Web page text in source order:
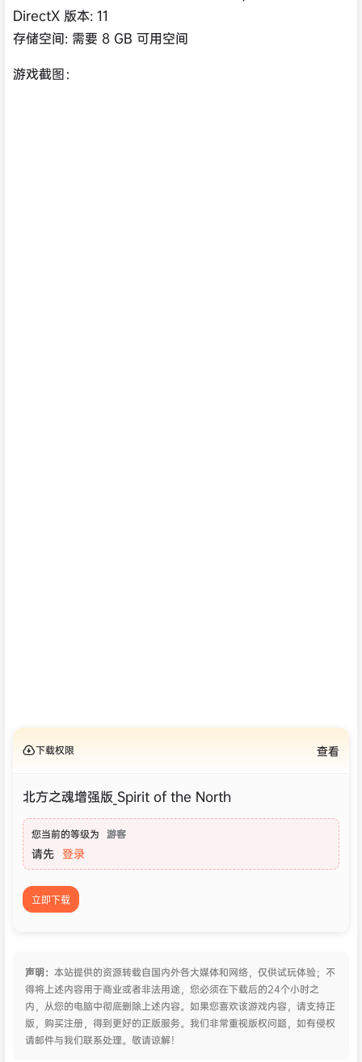
DirectX 版本: 11
存储空间: 需要 8 GB 可用空间
游戏截图：
下载权限 查看
北方之魂增强版_Spirit of the North
您当前的等级为 游客
请先 登录
立即下载
声明： 本站提供的资源转载自国内外各大媒体和网络，仅供试玩体验；不
得将上述内容用于商业或者非法用途，您必须在下载后的24个小时之
内，从您的电脑中彻底删除上述内容。如果您喜欢该游戏内容，请支持正
版，购买注册，得到更好的正版服务。我们非常重视版权问题，如有侵权
请邮件与我们联系处理。敬请谅解！